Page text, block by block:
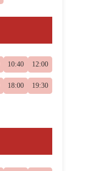
10:40 12:00
18:00 19:30